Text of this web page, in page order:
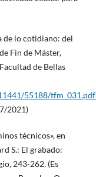
de lo cotidiano: del
Fin de Máster,
de Bellas
55188/
2021)
técnicos», en
S.: El grabado:
243-262. (Es